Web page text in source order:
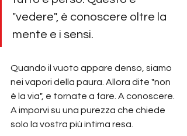
"vedere", è conoscere oltre la
mente e i sensi.
Quando il vuoto appare denso, siamo
nei vapori della paura. Allora dite "non
è la via", e tornate a fare. A conoscere.
A imporvi su una purezza che chiede
solo la vostra più intima resa.